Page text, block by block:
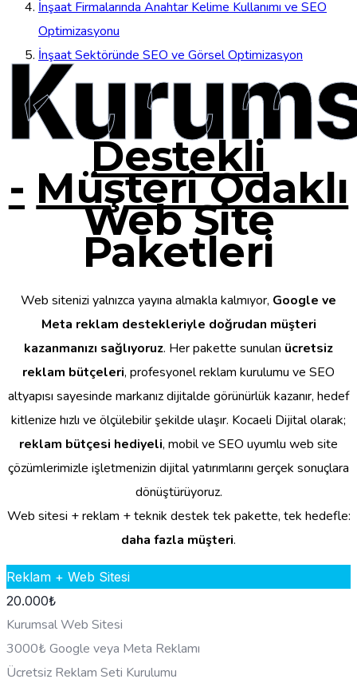
İnşaat Firmalarında Anahtar Kelime Kullanımı ve SEO
Optimizasyonu
İnşaat Sektöründe SEO ve Görsel Optimizasyon
Destekli
- Müşteri Odaklı
Web Site
Paketleri
Web sitenizi yalnızca yayına almakla kalmıyor, Google ve
Meta reklam destekleriyle doğrudan müşteri
kazanmanızı sağlıyoruz. Her pakette sunulan ücretsiz
reklam bütçeleri, profesyonel reklam kurulumu ve SEO
altyapısı sayesinde markanız dijitalde görünürlük kazanır, hedef
kitlenize hızlı ve ölçülebilir şekilde ulaşır. Kocaeli Dijital olarak;
reklam bütçesi hediyeli, mobil ve SEO uyumlu web site
çözümlerimizle işletmenizin dijital yatırımlarını gerçek sonuçlara
dönüştürüyoruz.
Web sitesi + reklam + teknik destek tek pakette, tek hedefle:
daha fazla müşteri.
Reklam + Web Sitesi
20.000₺
Kurumsal Web Sitesi
3000₺ Google veya Meta Reklamı
Ücretsiz Reklam Seti Kurulumu